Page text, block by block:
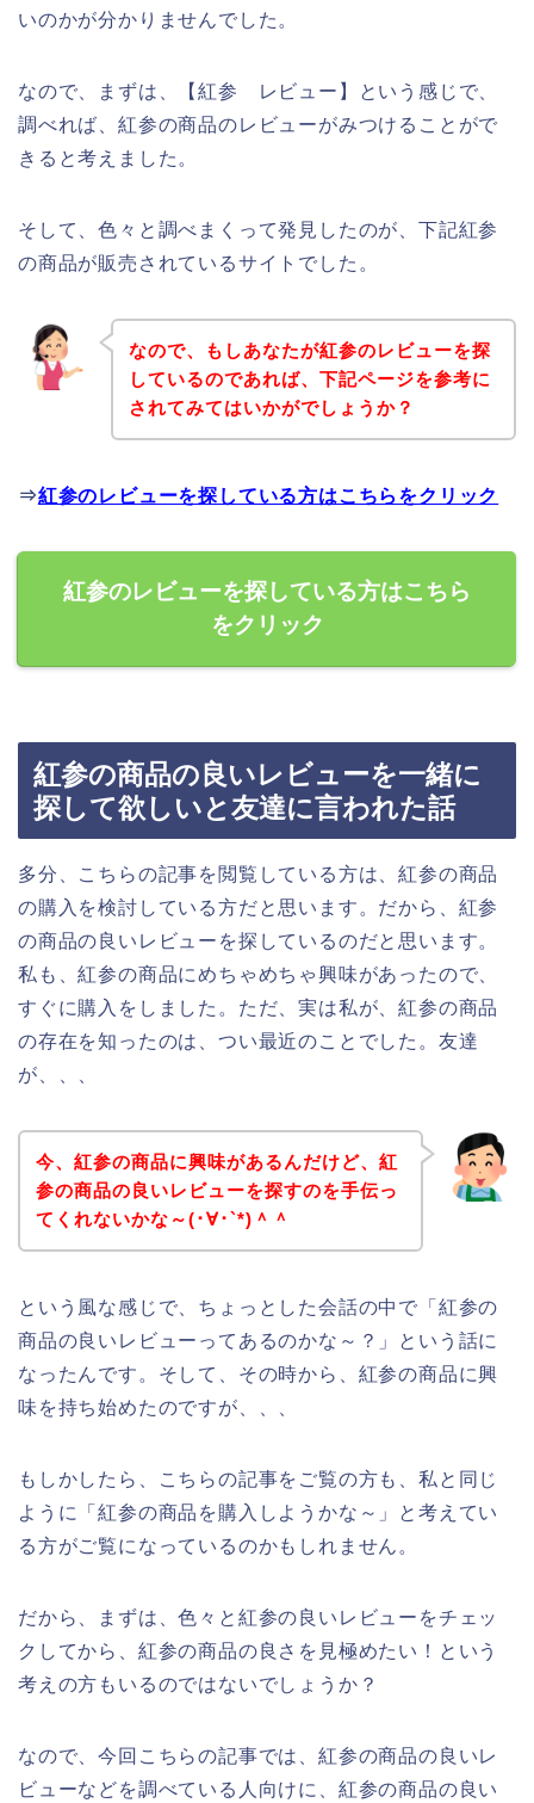
いのかが分かりませんでした。
なので、まずは、【紅参 レビュー】という感じで、
調べれば、紅参の商品のレビューがみつけることがで
きると考えました。
そして、色々と調べまくって発見したのが、下記紅参
の商品が販売されているサイトでした。
なので、もしあなたが紅参のレビューを探
しているのであれば、下記ページを参考に
されてみてはいかがでしょうか？
⇒紅参のレビューを探している方はこちらをクリック
紅参のレビューを探している方はこちら
をクリック
紅参の商品の良いレビューを一緒に
探して欲しいと友達に言われた話
多分、こちらの記事を閲覧している方は、紅参の商品
の購入を検討している方だと思います。だから、紅参
の商品の良いレビューを探しているのだと思います。
私も、紅参の商品にめちゃめちゃ興味があったので、
すぐに購入をしました。ただ、実は私が、紅参の商品
の存在を知ったのは、つい最近のことでした。友達
が、、、
今、紅参の商品に興味があるんだけど、紅
参の商品の良いレビューを探すのを手伝っ
てくれないかな～(･∀･`*)＾＾
という風な感じで、ちょっとした会話の中で「紅参の
商品の良いレビューってあるのかな～？」という話に
なったんです。そして、その時から、紅参の商品に興
味を持ち始めたのですが、、、
もしかしたら、こちらの記事をご覧の方も、私と同じ
ように「紅参の商品を購入しようかな～」と考えてい
る方がご覧になっているのかもしれません。
だから、まずは、色々と紅参の良いレビューをチェッ
クしてから、紅参の商品の良さを見極めたい！という
考えの方もいるのではないでしょうか？
なので、今回こちらの記事では、紅参の商品の良いレ
ビューなどを調べている人向けに、紅参の商品の良い